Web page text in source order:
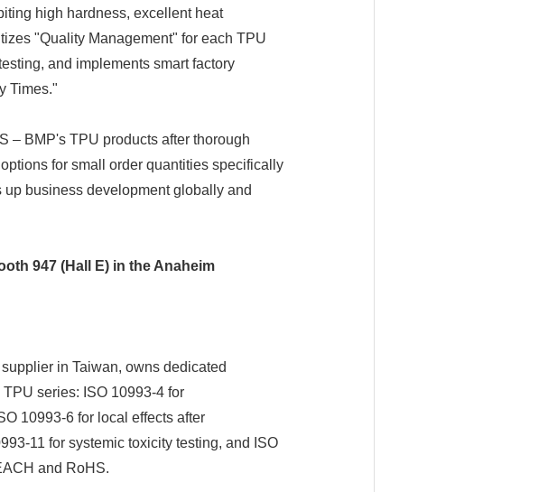
high hardness, excellent heat
"Quality Management" for each TPU
and implements smart factory
Times."
– BMP's TPU products after thorough
for small order quantities specifically
business development globally and
947 (Hall E) in the Anaheim
in Taiwan, owns dedicated
series: ISO 10993-4 for
10993-6 for local effects after
11 for systemic toxicity testing, and ISO
and RoHS.